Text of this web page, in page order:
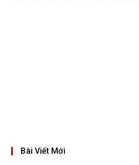
Bài Viết Mới